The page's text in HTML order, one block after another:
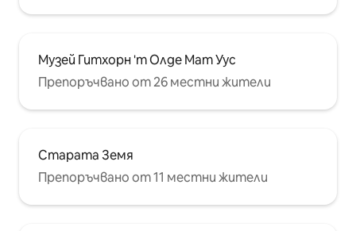
Музей Гитхорн 'т Олде Мат Уус
Препоръчвано от 26 местни жители
Старата Земя
Препоръчвано от 11 местни жители